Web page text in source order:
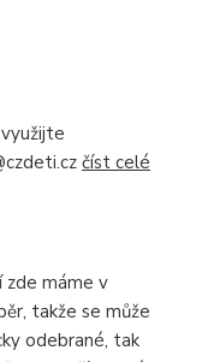
číst celé
zde máme v
takže se může
odebrané, tak